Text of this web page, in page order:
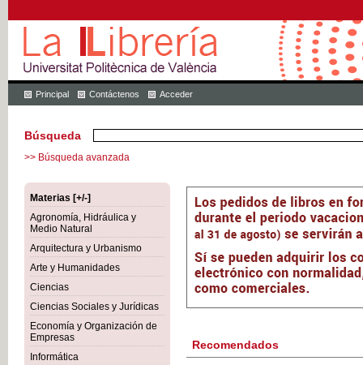
Principal Contáctenos Acceder
Búsqueda
>> Búsqueda avanzada
Materias [+/-]
Agronomía, Hidráulica y
Medio Natural
Arquitectura y Urbanismo
Arte y Humanidades
Ciencias
Ciencias Sociales y Jurídicas
Economía y Organización de
Empresas
Informática
Recomendados